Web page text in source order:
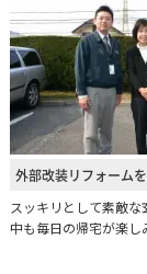
外部改装リフォーム
スッキリとして素敵
中も毎日の帰宅が楽し